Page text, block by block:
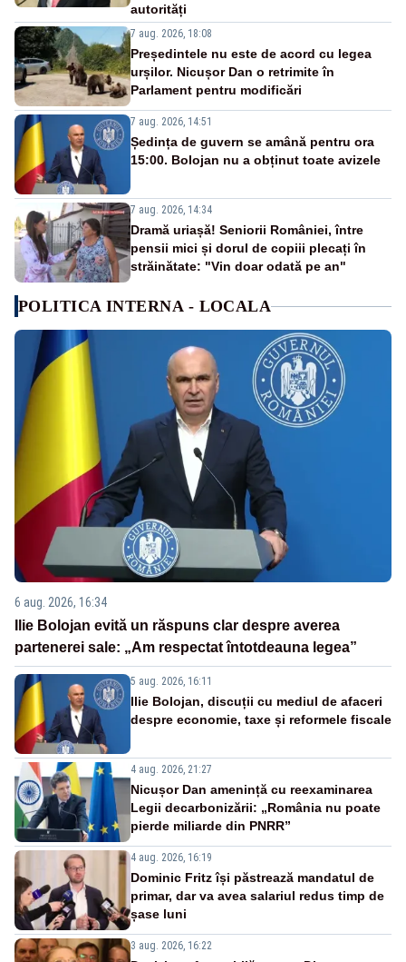
autorități
7 aug. 2026, 18:08
Președintele nu este de acord cu legea
urșilor. Nicușor Dan o retrimite în
Parlament pentru modificări
7 aug. 2026, 14:51
Ședința de guvern se amână pentru ora
15:00. Bolojan nu a obținut toate avizele
7 aug. 2026, 14:34
Dramă uriașă! Seniorii României, între
pensii mici și dorul de copiii plecați în
străinătate: "Vin doar odată pe an"
POLITICA INTERNA - LOCALA
6 aug. 2026, 16:34
Ilie Bolojan evită un răspuns clar despre averea
partenerei sale: „Am respectat întotdeauna legea”
5 aug. 2026, 16:11
Ilie Bolojan, discuții cu mediul de afaceri
despre economie, taxe și reformele fiscale
4 aug. 2026, 21:27
Nicușor Dan amenință cu reexaminarea
Legii decarbonizării: „România nu poate
pierde miliarde din PNRR”
4 aug. 2026, 16:19
Dominic Fritz își păstrează mandatul de
primar, dar va avea salariul redus timp de
șase luni
3 aug. 2026, 16:22